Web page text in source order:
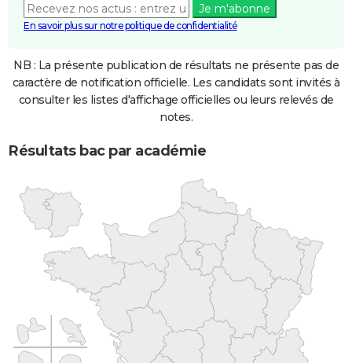
Je m'abonne
En savoir plus sur notre politique de confidentialité
NB : La présente publication de résultats ne présente pas de
caractère de notification officielle. Les candidats sont invités à
consulter les listes d'affichage officielles ou leurs relevés de
notes.
Résultats bac par académie